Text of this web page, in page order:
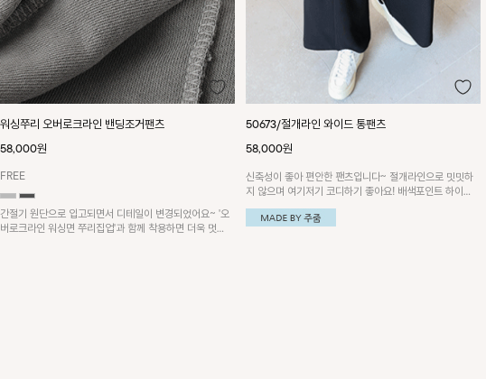
50673/절개라인 와이드 통팬츠
58,000원
신축성이 좋아 편안한 팬츠입니다~ 절개라인으로 밋밋하
지 않으며 여기저기 코디하기 좋아요! 배색포인트 하이넥
후드집업과 함께 코디하시면 더욱 멋스러워요~!
썸머코튼 커브드 밴딩배기팬츠
56,000원
FREE
입체적인 커브드 라인이 돋보이는 배기팬츠! 허리 전체 밴
딩으로 편안하게 착용 가능하며 캐주얼부터 데일리룩까지